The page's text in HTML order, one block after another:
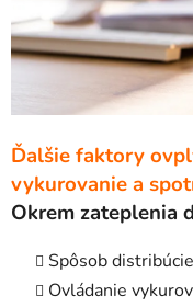
Ďalšie faktory
vykurovanie a
Okrem zateplenia
Spôsob
Ovládanie